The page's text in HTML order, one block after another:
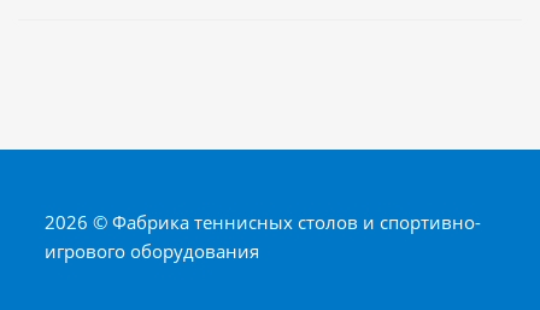
2026 © Фабрика теннисных столов и спортивно-
игрового оборудования